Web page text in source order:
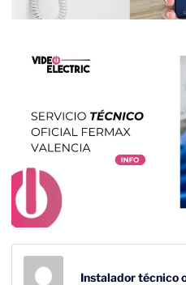
Instalador técnico